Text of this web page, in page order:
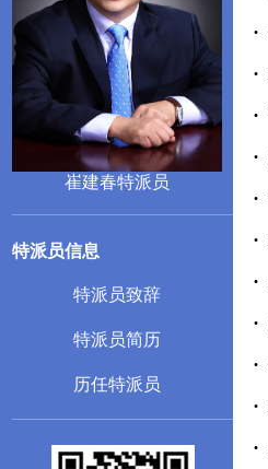
崔建春特派员
特派员信息
特派员致辞
特派员简历
历任特派员